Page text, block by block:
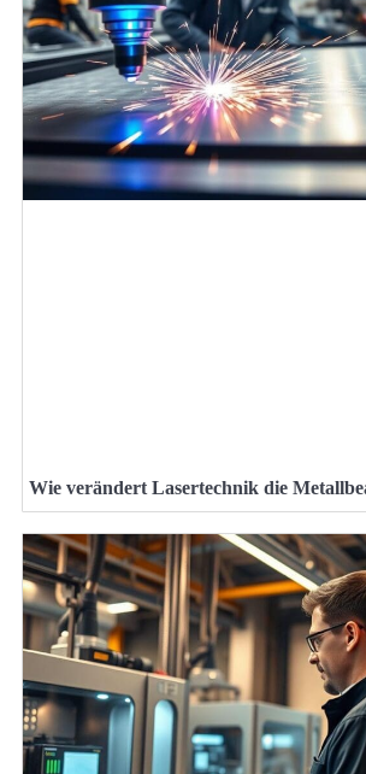
Wie verändert Lasertechnik die